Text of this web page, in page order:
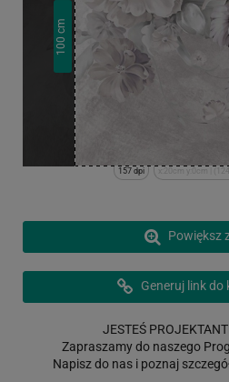
100
cm
x:20cm y:0cm |
157 dpi
Powiększ
Generuj link do
JESTEŚ
Zapraszamy do naszego
Napisz do nas i poznaj